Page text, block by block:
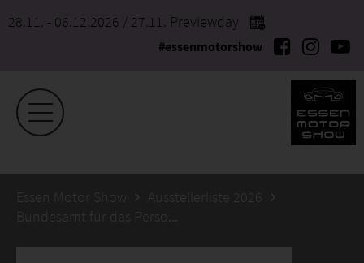
28.11. - 06.12.2026 / 27.11. Previewday
#essenmotorshow
Essen Motor Show
Ausstellerliste 2026
Bundesamt für das Personalmanagement der Bundeswehr